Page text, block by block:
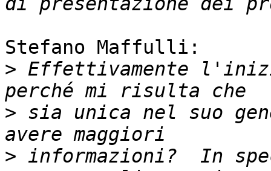
Stefano Maffulli:
> Effettivamente
> sia unica nel suo
> informazioni?  In